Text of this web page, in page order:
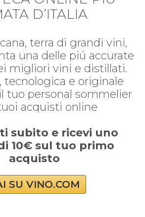
D’ITALIA
terra di grandi vini,
una delle piú accurate
migliori vini e distillati.
tecnologica e originale
tuo personal sommelier
acquisti online
subito e ricevi uno
10€ sul tuo primo
acquisto
SU VINO.COM